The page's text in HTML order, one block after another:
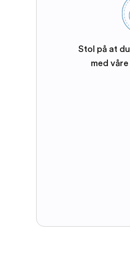
Stol på at
med